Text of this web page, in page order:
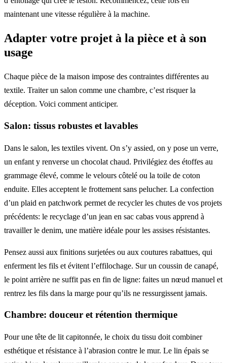
maintenant une vitesse régulière à la machine.
Adapter votre projet à la pièce et à son
usage
Chaque pièce de la maison impose des contraintes différentes au
textile. Traiter un salon comme une chambre, c’est risquer la
déception. Voici comment anticiper.
Salon: tissus robustes et lavables
Dans le salon, les textiles vivent. On s’y assied, on y pose un verre,
un enfant y renverse un chocolat chaud. Privilégiez des étoffes au
grammage élevé, comme le velours côtelé ou la toile de coton
enduite. Elles acceptent le frottement sans pelucher. La confection
d’un plaid en patchwork permet de recycler les chutes de vos projets
précédents: le recyclage d’un jean en sac cabas vous apprend à
travailler le denim, une matière idéale pour les assises résistantes.
Pensez aussi aux finitions surjetées ou aux coutures rabattues, qui
enferment les fils et évitent l’effilochage. Sur un coussin de canapé,
le point arrière ne suffit pas en fin de ligne: faites un nœud manuel et
rentrez les fils dans la marge pour qu’ils ne ressurgissent jamais.
Chambre: douceur et rétention thermique
Pour une tête de lit capitonnée, le choix du tissu doit combiner
esthétique et résistance à l’abrasion contre le mur. Le lin épais se